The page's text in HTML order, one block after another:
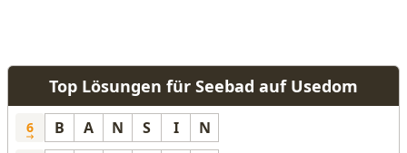
Top Lösungen für Seebad auf Usedom
6 B A N S I N